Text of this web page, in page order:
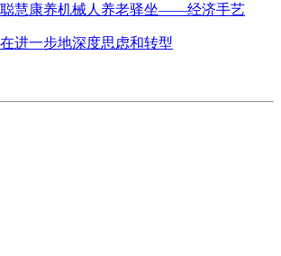
慧康养机械人养老驿坐——经济手艺
进一步地深度思虑和转型